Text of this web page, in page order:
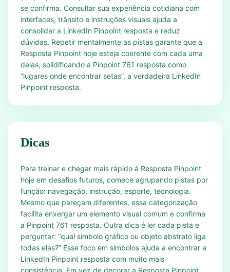
se confirma. Consultar sua experiência cotidiana com
interfaces, trânsito e instruções visuais ajuda a
consolidar a LinkedIn Pinpoint resposta e reduz
dúvidas. Repetir mentalmente as pistas garante que a
Resposta Pinpoint hoje esteja coerente com cada uma
delas, solidificando a Pinpoint 761 resposta como
“lugares onde encontrar setas”, a verdadeira LinkedIn
Pinpoint resposta.
Dicas
Para treinar e chegar mais rápido à Resposta Pinpoint
hoje em desafios futuros, comece agrupando pistas por
função: navegação, instrução, esporte, tecnologia.
Mesmo que pareçam diferentes, essa categorização
facilita enxergar um elemento visual comum e confirma
a Pinpoint 761 resposta. Outra dica é ler cada pista e
perguntar: “qual símbolo gráfico ou objeto abstrato liga
todas elas?” Esse foco em símbolos ajuda a encontrar a
LinkedIn Pinpoint resposta com muito mais
consistência. Em vez de decorar a Resposta Pinpoint